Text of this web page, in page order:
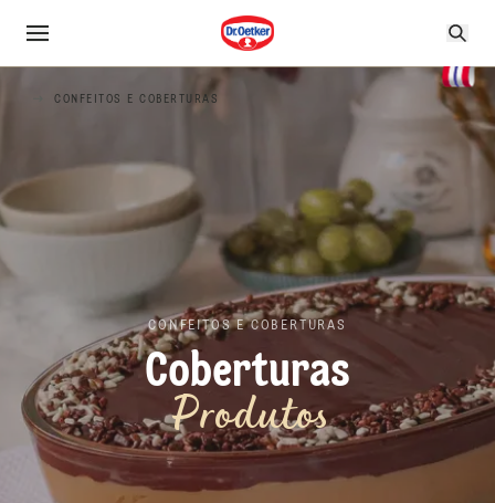
CONFEITOS E COBERTURAS
CONFEITOS E COBERTURAS
Coberturas
Produtos